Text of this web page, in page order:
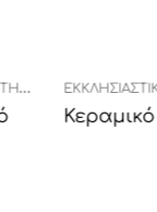
ΕΚΚΛΗΣΙΑΣΤΙΚΆ